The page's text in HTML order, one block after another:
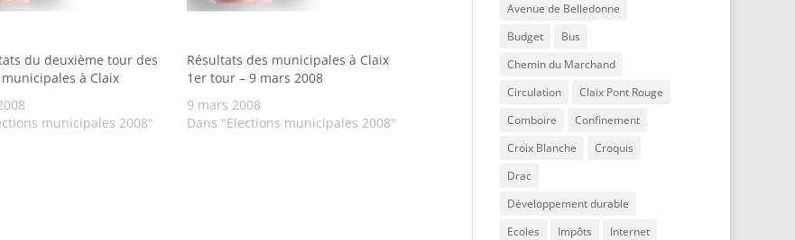
du deuxième tour des
à Claix
municipales 2008"
Résultats des municipales à Claix
1er tour – 9 mars 2008
9 mars 2008
Dans "Elections municipales 2008"
Avenue de Belledonne
Budget
Bus
Chemin du Marchand
Circulation
Claix Pont Rouge
Comboire
Confinement
Croix Blanche
Croquis
Drac
Développement durable
Ecoles
Impôts
Internet